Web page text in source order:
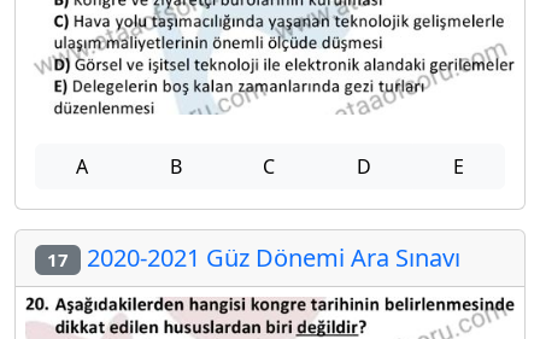
A B C D E
17 2020-2021 Güz Dönemi Ara Sınavı